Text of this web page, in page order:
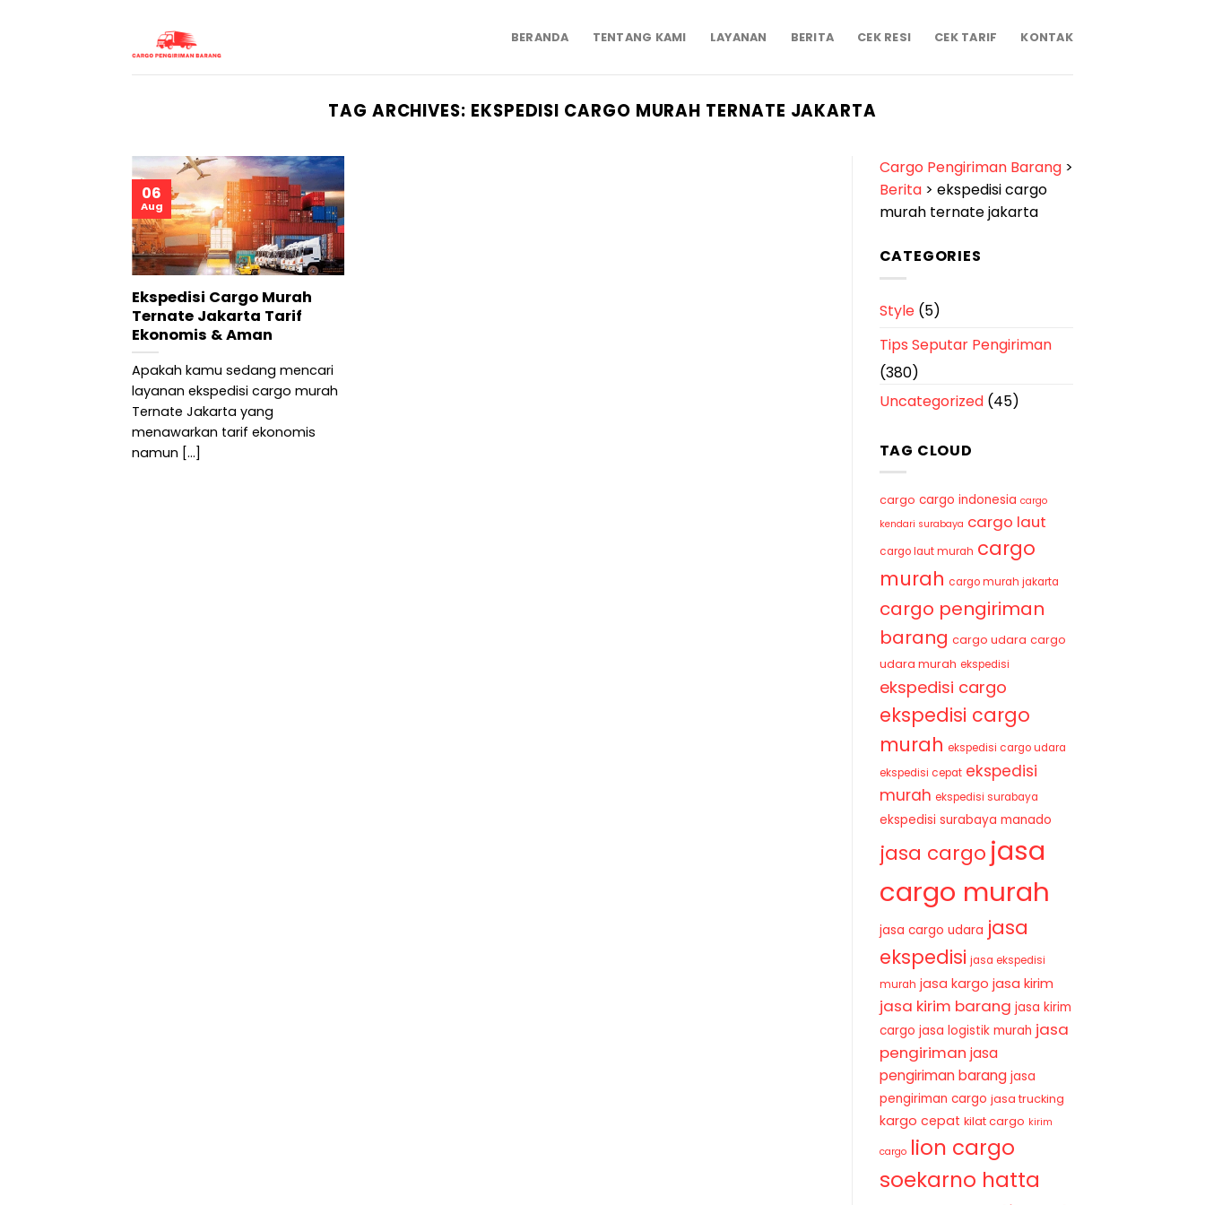
BERANDA TENTANG KAMI LAYANAN BERITA CEK RESI CEK TARIF KONTAK
TAG ARCHIVES: EKSPEDISI CARGO MURAH TERNATE JAKARTA
Ekspedisi Cargo Murah
Ternate Jakarta Tarif
Ekonomis & Aman
Apakah kamu sedang mencari
layanan ekspedisi cargo murah
Ternate Jakarta yang
menawarkan tarif ekonomis
namun [...]
06
Aug
Cargo Pengiriman Barang>
Berita> ekspedisi cargo
murah ternate jakarta
CATEGORIES
Style(5)
Tips Seputar Pengiriman
(380)
Uncategorized(45)
TAG CLOUD
cargo cargo indonesia cargo
kendari surabaya cargo laut
cargo laut murah cargo
murah cargo murah jakarta
cargo pengiriman
barang cargo udara cargo
udara murah ekspedisi
ekspedisi cargo
ekspedisi cargo
murah ekspedisi cargo udara
ekspedisi cepat ekspedisi
murah ekspedisi surabaya
ekspedisi surabaya manado
jasa cargo jasa
cargo murah
jasa cargo udara jasa
ekspedisi jasa ekspedisi
murah jasa kargo jasa kirim
jasa kirim barang jasa kirim
cargo jasa logistik murah jasa
pengiriman jasa
pengiriman barang jasa
pengiriman cargo jasa trucking
kargo cepat kilat cargo kirim
cargo lion cargo
soekarno hatta